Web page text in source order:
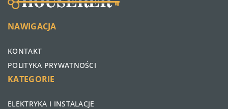
NAWIGACJA
KONTAKT
POLITYKA PRYWATNOŚCI
KATEGORIE
ELEKTRYKA I INSTALACJE